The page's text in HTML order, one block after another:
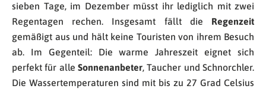
sieben Tage, im Dezember müsst ihr lediglich mit zwei
Regentagen rechen. Insgesamt fällt die Regenzeit
gemäßigt aus und hält keine Touristen von ihrem Besuch
ab. Im Gegenteil: Die warme Jahreszeit eignet sich
perfekt für alle Sonnenanbeter, Taucher und Schnorchler.
Die Wassertemperaturen sind mit bis zu 27 Grad Celsius